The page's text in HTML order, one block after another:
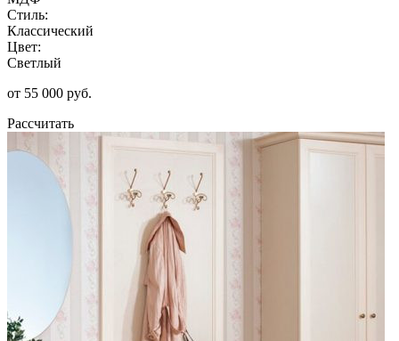
Стиль:
Классический
Цвет:
Светлый
от 55 000 руб.
Рассчитать